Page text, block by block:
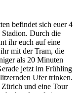
befindet sich euer 4
Durch die
ihr euch auf eine
mit der Tram, die
als 20 Minuten
jetzt im Frühling
Ufer trinken.
und eine Tour